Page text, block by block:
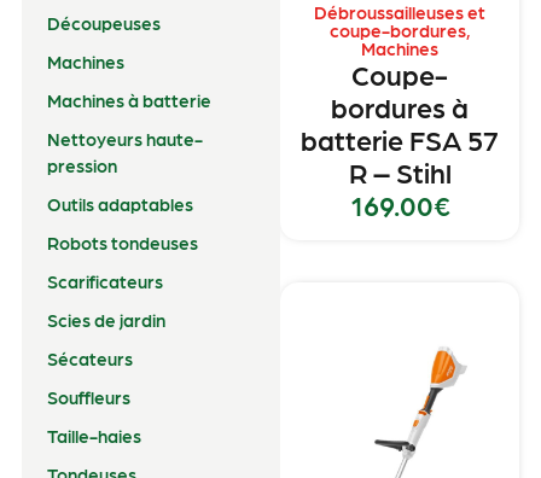
Découpeuses
Machines
Machines à batterie
Nettoyeurs haute-
pression
Outils adaptables
Robots tondeuses
Scarificateurs
Scies de jardin
Sécateurs
Souffleurs
Taille-haies
Débroussailleuses et
coupe-bordures,
Machines
Coupe-
bordures à
batterie FSA 57
R – Stihl
169.00€